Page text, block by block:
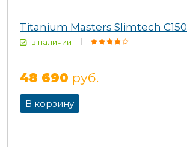
Titanium Masters Slimtech C150
в наличии
48 690 руб.
В корзину